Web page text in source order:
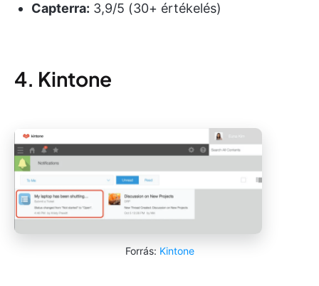
Capterra: 3,9/5 (30+ értékelés)
4. Kintone
Forrás: Kintone